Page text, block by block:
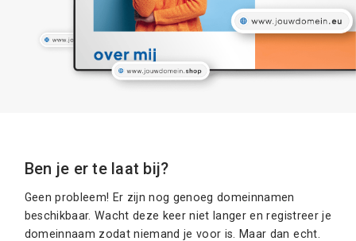
Ben je er te laat bij?
Geen probleem! Er zijn nog genoeg domeinnamen
beschikbaar. Wacht deze keer niet langer en registreer je
domeinnaam zodat niemand je voor is. Maar dan echt.